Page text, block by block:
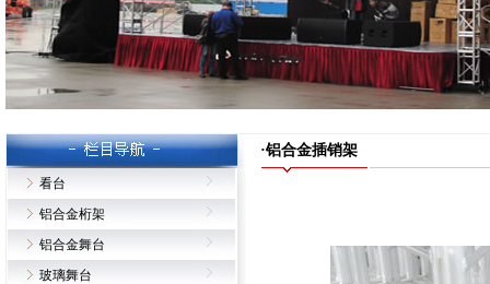
看台
铝合金桁架
铝合金舞台
玻璃舞台
·铝合金插销架